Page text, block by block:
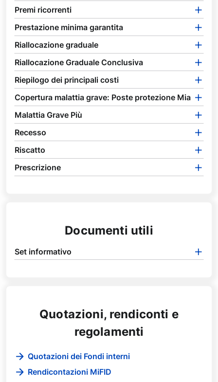
Premi ricorrenti
Prestazione minima garantita
Riallocazione graduale
Riallocazione Graduale Conclusiva
Riepilogo dei principali costi
Copertura malattia grave: Poste protezione Mia
Malattia Grave Più
Recesso
Riscatto
Prescrizione
Documenti utili
Set informativo
Quotazioni, rendiconti e
regolamenti
Quotazioni dei Fondi interni
Rendicontazioni MiFID